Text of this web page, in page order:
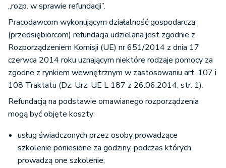
„rozp. w sprawie refundacji”.
Pracodawcom wykonującym działalność gospodarczą
(przedsiębiorcom) refundacja udzielana jest zgodnie z
Rozporządzeniem Komisji (UE) nr 651/2014 z dnia 17
czerwca 2014 roku uznającym niektóre rodzaje pomocy za
zgodne z rynkiem wewnętrznym w zastosowaniu art. 107 i
108 Traktatu (Dz. Urz. UE L 187 z 26.06.2014, str. 1).
Refundacją na podstawie omawianego rozporządzenia
mogą być objęte koszty:
usług świadczonych przez osoby prowadzące
szkolenie poniesione za godziny, podczas których
prowadzą one szkolenie;